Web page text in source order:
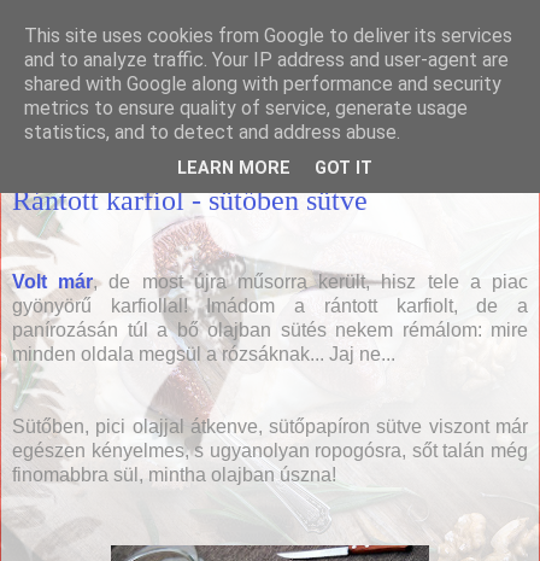
Házias konyha
Rántott karfiol - sütőben sütve
Volt már, de most újra műsorra került, hisz tele a piac
gyönyörű karfiollal! Imádom a rántott karfiolt, de a
panírozásán túl a bő olajban sütés nekem rémálom: mire
minden oldala megsül a rózsáknak... Jaj ne...
Sütőben, pici olajjal átkenve, sütőpapíron sütve viszont már
egészen kényelmes, s ugyanolyan ropogósra, sőt talán még
finomabbra sül, mintha olajban úszna!
This site uses cookies from Google to deliver its services
and to analyze traffic. Your IP address and user-agent are
shared with Google along with performance and security
metrics to ensure quality of service, generate usage
statistics, and to detect and address abuse.
LEARN MORE GOT IT